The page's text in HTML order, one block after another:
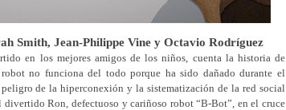
Smith, Jean-Philippe Vine y Octavio Rodríguez
en los mejores amigos de los niños, cuenta la historia de
no funciona del todo porque ha sido dañado durante el
de la hiperconexión y la sistematización de la red social
divertido Ron, defectuoso y cariñoso robot “B-Bot”, en el cruce